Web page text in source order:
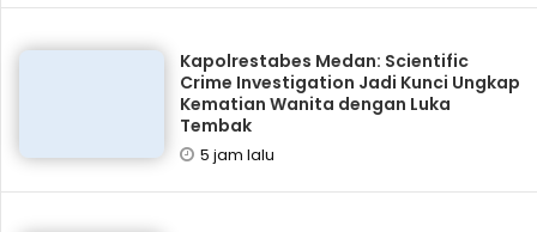
Kapolrestabes Medan: Scientific
Crime Investigation Jadi Kunci Ungkap
Kematian Wanita dengan Luka
Tembak
5 jam lalu